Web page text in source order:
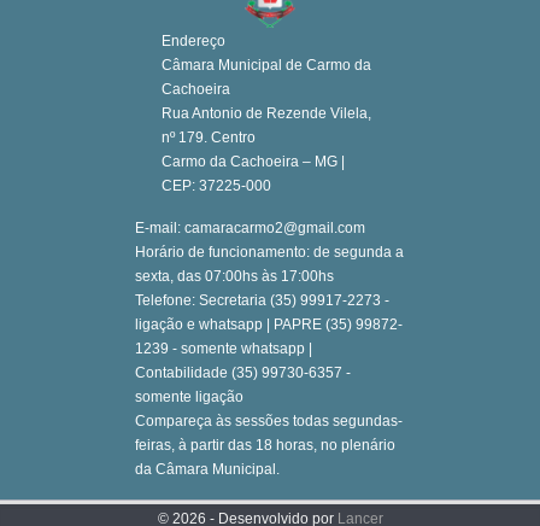
Endereço
Câmara Municipal de Carmo da
Cachoeira
Rua Antonio de Rezende Vilela,
nº 179. Centro
Carmo da Cachoeira – MG |
CEP: 37225-000
E-mail: camaracarmo2@gmail.com
Horário de funcionamento: de segunda a
sexta, das 07:00hs às 17:00hs
Telefone: Secretaria (35) 99917-2273 -
ligação e whatsapp | PAPRE (35) 99872-
1239 - somente whatsapp |
Contabilidade (35) 99730-6357 -
somente ligação
Compareça às sessões todas segundas-
feiras, à partir das 18 horas, no plenário
da Câmara Municipal.
© 2026 - Desenvolvido por Lancer